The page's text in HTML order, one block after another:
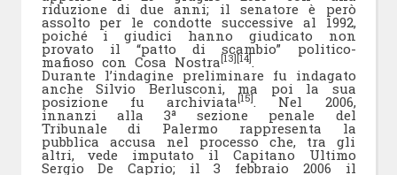
riduzione di due anni; il senatore è però
assolto per le condotte successive al 1992,
poiché i giudici hanno giudicato non
provato il “patto di scambio” politico-
mafioso con Cosa Nostra[13][14]
Durante l’indagine preliminare fu indagato
anche Silvio Berlusconi, ma poi la sua
posizione fu archiviata[15] . Nel 2006,
innanzi alla 3ª sezione penale del
Tribunale di Palermo rappresenta la
pubblica accusa nel processo che, tra gli
altri, vede imputato il Capitano Ultimo
Sergio De Caprio; il 3 febbraio 2006 il